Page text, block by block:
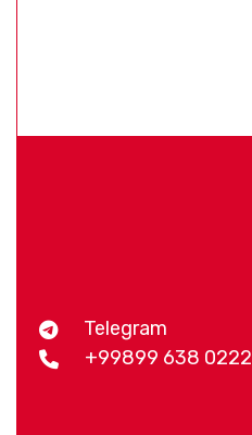
Telegram
+99899 638 0222